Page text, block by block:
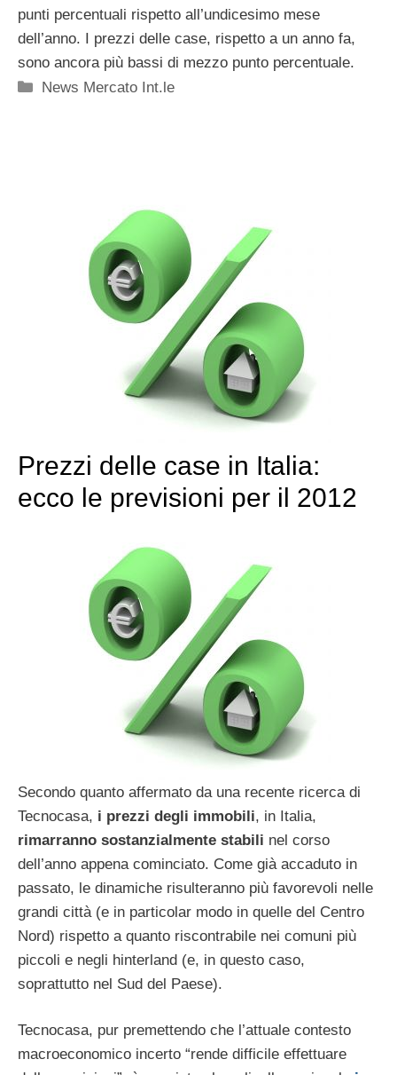
punti percentuali rispetto all’undicesimo mese
dell’anno. I prezzi delle case, rispetto a un anno fa,
sono ancora più bassi di mezzo punto percentuale.
Categorie
News Mercato Int.le
Prezzi delle case in Italia:
ecco le previsioni per il 2012
Secondo quanto affermato da una recente ricerca di
Tecnocasa, i prezzi degli immobili, in Italia,
rimarranno sostanzialmente stabili nel corso
dell’anno appena cominciato. Come già accaduto in
passato, le dinamiche risulteranno più favorevoli nelle
grandi città (e in particolar modo in quelle del Centro
Nord) rispetto a quanto riscontrabile nei comuni più
piccoli e negli hinterland (e, in questo caso,
soprattutto nel Sud del Paese).
Tecnocasa, pur premettendo che l’attuale contesto
macroeconomico incerto “rende difficile effettuare